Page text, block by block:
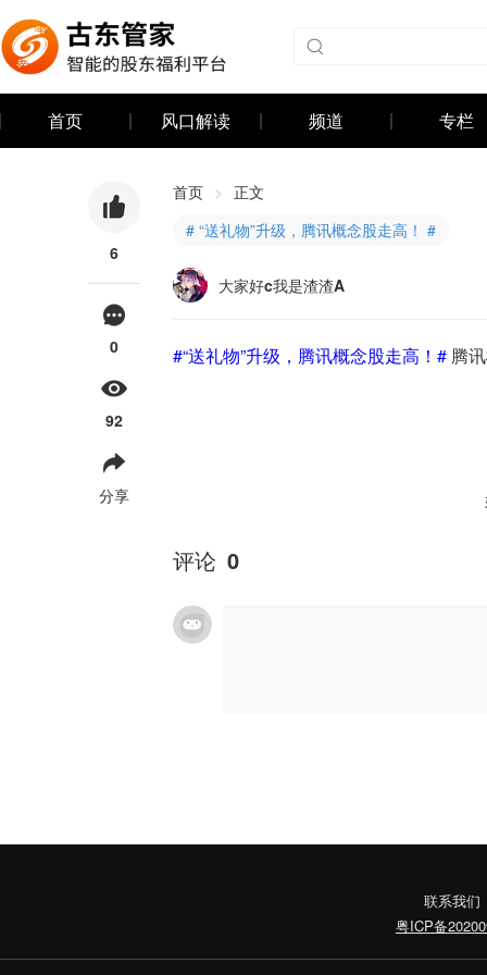
首页 风口解读 频道 专栏
6
0
92
分享
首页 > 正文
# “送礼物”升级，腾讯概念股走高！ #
大家好c我是渣渣A
#“送礼物”升级，腾讯概念股走高！# 腾
评论 0
联系我们
粤ICP备